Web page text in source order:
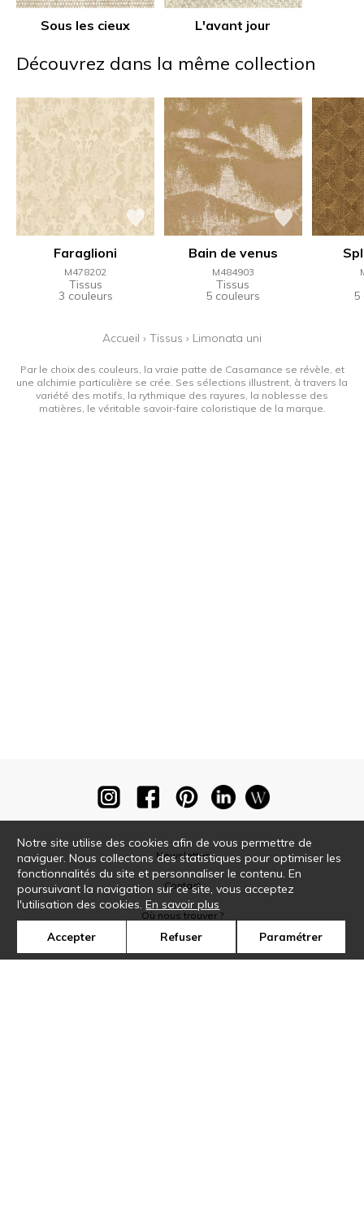
Sous les cieux L'avant jour
Découvrez dans la même collection
Faraglioni
M478202
Tissus
3 couleurs
Bain de venus
M484903
Tissus
5 couleurs 5
Accueil › Tissus › Limonata uni
Par le choix des couleurs, la vraie patte de Casamance se révèle, et
une alchimie particulière se crée. Ses sélections illustrent, à travers la
variété des motifs, la rythmique des rayures, la noblesse des
matières, le véritable savoir-faire coloristique de la marque.
Newsletter
Contact
Où nous trouver ?
Notre site utilise des cookies afin de vous permettre de
naviguer. Nous collectons des statistiques pour optimiser les
fonctionnalités du site et personnaliser le contenu. En
poursuivant la navigation sur ce site, vous acceptez
l'utilisation des cookies.En savoir plus
Accepter Refuser Paramétrer